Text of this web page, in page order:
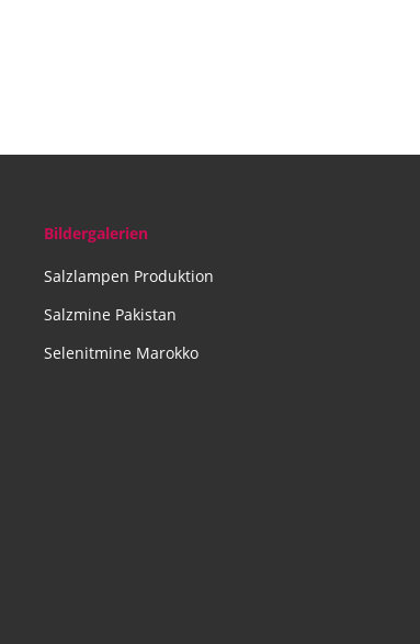
Bildergalerien
Salzlampen Produktion
Salzmine Pakistan
Selenitmine Marokko